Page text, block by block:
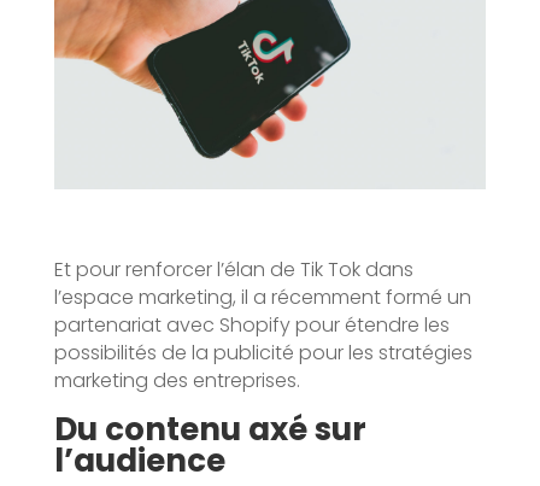
Et pour renforcer l’élan de Tik Tok dans
l’espace marketing, il a récemment formé un
partenariat avec Shopify pour étendre les
possibilités de la publicité pour les stratégies
marketing des entreprises.
Du contenu axé sur
l’audience